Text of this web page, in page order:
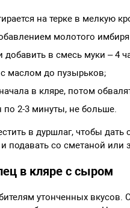
на терке в мелкую
молотого
добавить в смесь муки – 4
с маслом до пузырьков;
в кляре, потом
по 2-3 минуты, не больше.
в дуршлаг, чтобы
подавать со сметаной или
в кляре с сыром
утонченных вкусов.